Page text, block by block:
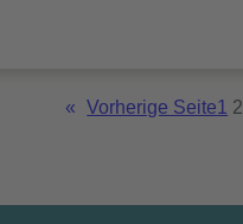
« Vorherige Seite1 2